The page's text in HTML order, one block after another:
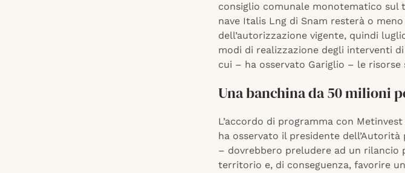
consiglio comunale monotematico sul
nave Italis Lng di Snam resterà o
dell’autorizzazione vigente, quindi
modi di realizzazione degli interventi
cui – ha osservato Gariglio – le risorse
Una banchina da 50 milioni
L’accordo di programma con
ha osservato il presidente
– dovrebbero preludere ad un rilancio
territorio e, di conseguenza, favorire